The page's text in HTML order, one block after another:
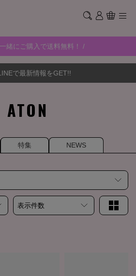
緒にご購入で送料無料！ /
で最新情報をGET!!
ATON
特集 NEWS
表示件数